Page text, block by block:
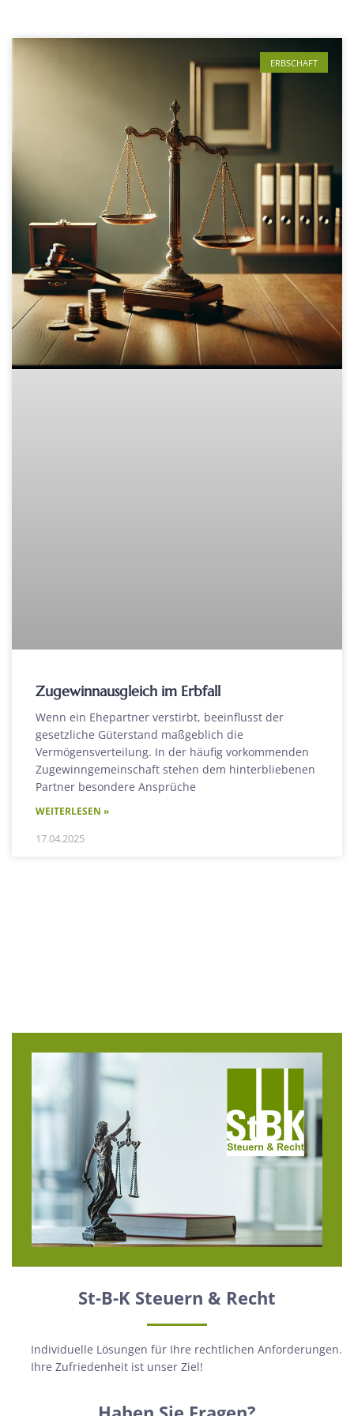
ERBSCHAFT
Zugewinnausgleich im Erbfall
Wenn ein Ehepartner verstirbt, beeinflusst der
gesetzliche Güterstand maßgeblich die
Vermögensverteilung. In der häufig vorkommenden
Zugewinngemeinschaft stehen dem hinterbliebenen
Partner besondere Ansprüche
WEITERLESEN »
17.04.2025
St-B-K Steuern & Recht
Individuelle Lösungen für Ihre rechtlichen Anforderungen.
Ihre Zufriedenheit ist unser Ziel!